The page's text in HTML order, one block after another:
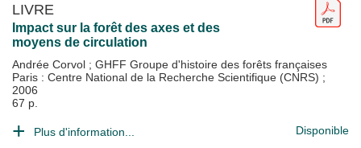
LIVRE
Impact sur la forêt des axes et des
moyens de circulation
Andrée Corvol ; GHFF Groupe d'histoire des forêts françaises
Paris : Centre National de la Recherche Scientifique (CNRS) ;
2006
67 p.
Plus d'information... Disponible